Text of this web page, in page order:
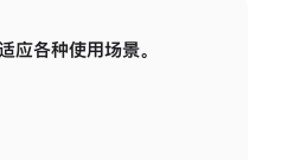
应各种使用场景。